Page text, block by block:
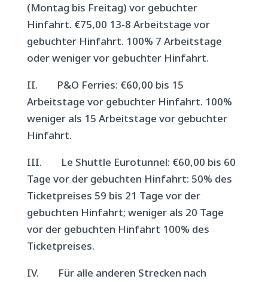
(Montag bis Freitag) vor gebuchter
Hinfahrt. €75,00 13-8 Arbeitstage vor
gebuchter Hinfahrt. 100% 7 Arbeitstage
oder weniger vor gebuchter Hinfahrt.
II. P&O Ferries: €60,00 bis 15
Arbeitstage vor gebuchter Hinfahrt. 100%
weniger als 15 Arbeitstage vor gebuchter
Hinfahrt.
III. Le Shuttle Eurotunnel: €60,00 bis 60
Tage vor der gebuchten Hinfahrt: 50% des
Ticketpreises 59 bis 21 Tage vor der
gebuchten Hinfahrt; weniger als 20 Tage
vor der gebuchten Hinfahrt 100% des
Ticketpreises.
IV. Für alle anderen Strecken nach